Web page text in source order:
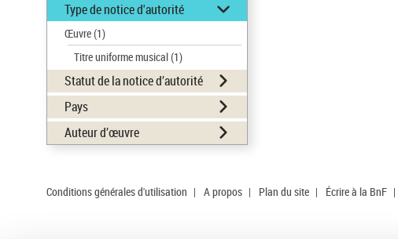
Type de notice d'autorité
Œuvre(1)
Titre uniforme musical(1)
Statut de la notice d’autorité
Pays
Auteur d’œuvre
Conditions générales d'utilisation | A propos | Plan du site | Écrire à la BnF |